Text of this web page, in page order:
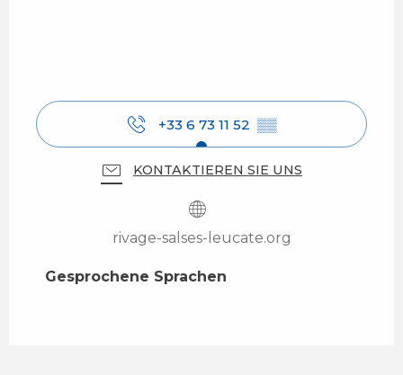
+33 6 73 11 52 ▒▒
KONTAKTIEREN SIE UNS
rivage-salses-leucate.org
Gesprochene Sprachen
Gesprochene Sprachen